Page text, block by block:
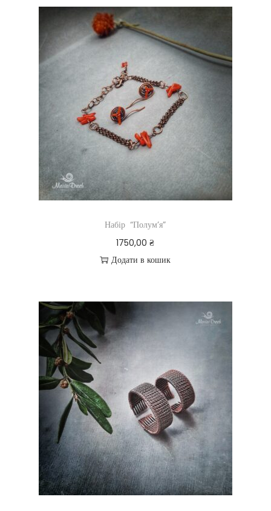
Набір “Полум’я”
1750,00₴
Додати в кошик